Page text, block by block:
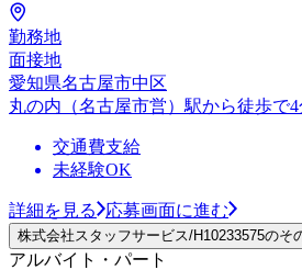
勤務地
面接地
愛知県名古屋市中区
丸の内（名古屋市営）駅から徒歩で4
交通費支給
未経験OK
詳細を見る 応募画面に進む
株式会社スタッフサービス/H10233575のそ
アルバイト・パート